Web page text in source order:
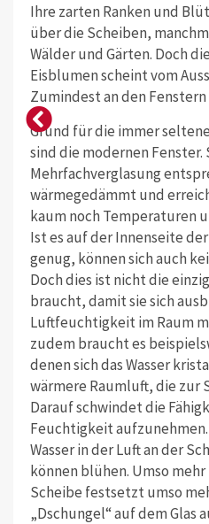
Ihre zarten Ranken und
über die Scheiben,
Wälder und Gärten. Doch
Eisblumen scheint vom
Zumindest an den
Grund für die immer
sind die modernen Fenster.
Mehrfachverglasung
wärmegedämmt und
kaum noch Temperaturen
Ist es auf der Innenseite
genug, können sich auch
Doch dies ist nicht die
braucht, damit sie sich
Luftfeuchtigkeit im Raum
zudem braucht es
denen sich das Wasser
wärmere Raumluft, die zur
Darauf schwindet die
Feuchtigkeit
Wasser in der Luft an der
können blühen. Umso
Scheibe festsetzt umso
„Dschungel“ auf dem Glas